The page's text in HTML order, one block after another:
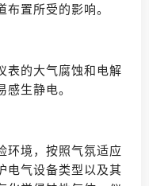
置所受的影响。
表的大气腐蚀和电解
生静电。
环境，按照气氛适应
电气设备类型以及其